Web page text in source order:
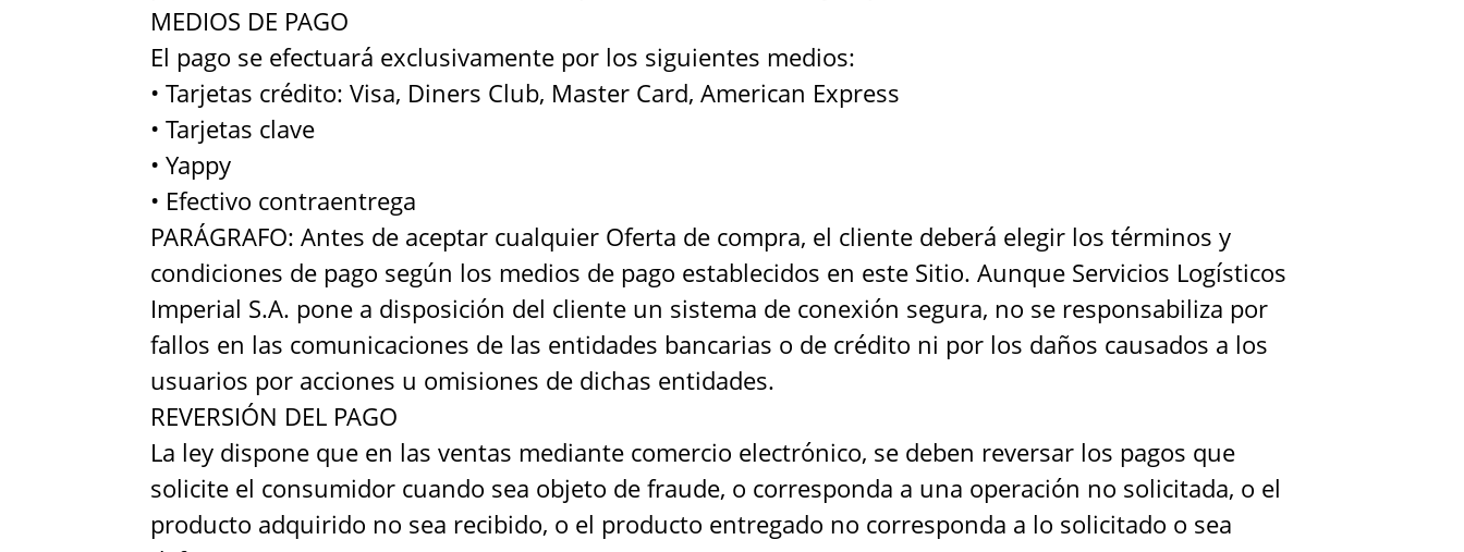
MEDIOS DE PAGO
El pago se efectuará exclusivamente por los siguientes medios:
• Tarjetas crédito: Visa, Diners Club, Master Card, American Express
• Tarjetas clave
• Yappy
• Efectivo contraentrega
PARÁGRAFO: Antes de aceptar cualquier Oferta de compra, el cliente deberá elegir los términos y
condiciones de pago según los medios de pago establecidos en este Sitio. Aunque Servicios Logísticos
Imperial S.A. pone a disposición del cliente un sistema de conexión segura, no se responsabiliza por
fallos en las comunicaciones de las entidades bancarias o de crédito ni por los daños causados a los
usuarios por acciones u omisiones de dichas entidades.
REVERSIÓN DEL PAGO
La ley dispone que en las ventas mediante comercio electrónico, se deben reversar los pagos que
solicite el consumidor cuando sea objeto de fraude, o corresponda a una operación no solicitada, o el
producto adquirido no sea recibido, o el producto entregado no corresponda a lo solicitado o sea